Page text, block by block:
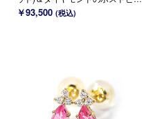
ス ~Ello Lilas~ 1月誕生石(K18変更
￥93,500 (税込)